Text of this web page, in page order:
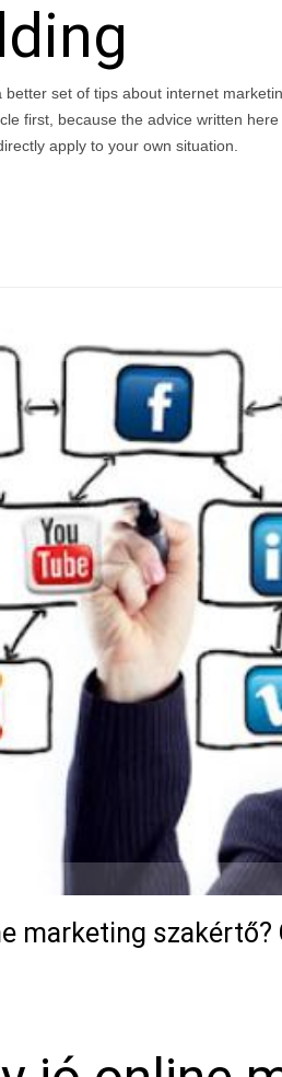
set of tips about internet
first, because the advice written
apply to your own situation.
marketing szakértő?